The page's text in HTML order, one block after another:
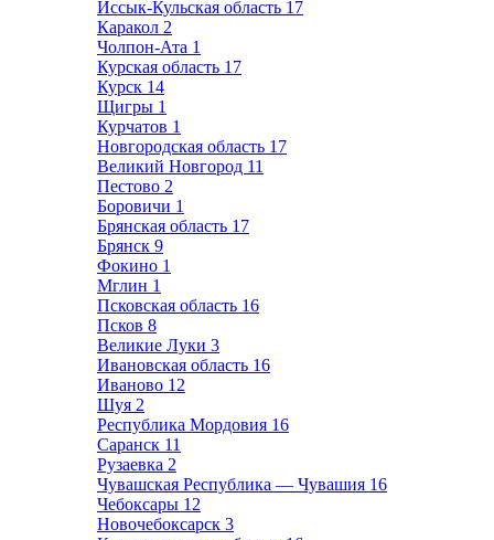
Иссык-Кульская область 17
Каракол 2
Чолпон-Ата 1
Курская область 17
Курск 14
Щигры 1
Курчатов 1
Новгородская область 17
Великий Новгород 11
Пестово 2
Боровичи 1
Брянская область 17
Брянск 9
Фокино 1
Мглин 1
Псковская область 16
Псков 8
Великие Луки 3
Ивановская область 16
Иваново 12
Шуя 2
Республика Мордовия 16
Саранск 11
Рузаевка 2
Чувашская Республика — Чувашия 16
Чебоксары 12
Новочебоксарск 3